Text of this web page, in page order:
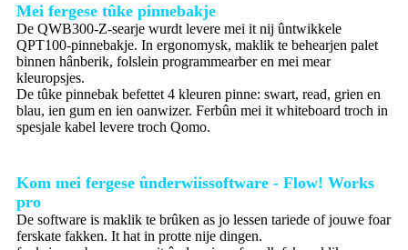
Mei fergese tûke pinnebakje
De QWB300-Z-searje wurdt levere mei it nij ûntwikkele
QPT100-pinnebakje. In ergonomysk, maklik te behearjen palet
binnen hânberik, folslein programmearber en mei mear
kleuropsjes.
De tûke pinnebak befettet 4 kleuren pinne: swart, read, grien en
blau, ien gum en ien oanwizer. Ferbûn mei it whiteboard troch in
spesjale kabel levere troch Qomo.
Kom mei fergese ûnderwiissoftware - Flow! Works
pro
De software is maklik te brûken as jo lessen tariede of jouwe foar
ferskate fakken. It hat in protte nije dingen.